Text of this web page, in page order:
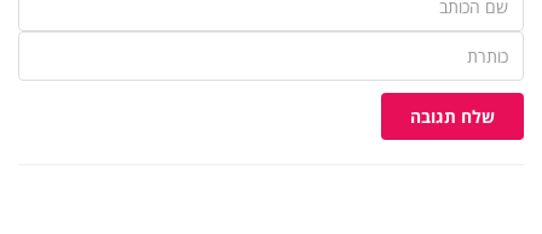
שלח תגובה